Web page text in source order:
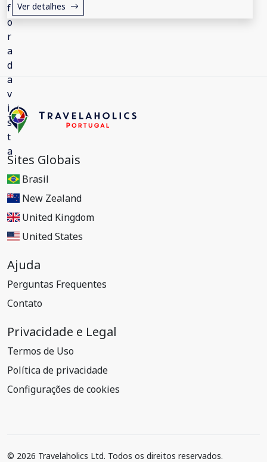
Ver detalhes
Sites Globais
Brasil
New Zealand
United Kingdom
United States
Ajuda
Perguntas Frequentes
Contato
Privacidade e Legal
Termos de Uso
Política de privacidade
Configurações de cookies
© 2026 Travelaholics Ltd. Todos os direitos reservados.